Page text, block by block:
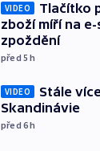
VIDEO
Tlačítko
zboží míří na
zpoždění
před 5h
VIDEO
Stále
Skandinávie
před 6h